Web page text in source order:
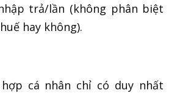
trả/lần (không phân biệt
hay không).
cá nhân chỉ có duy nhất